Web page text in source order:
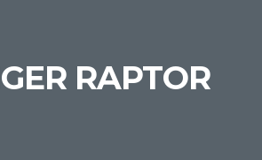
RAPTOR